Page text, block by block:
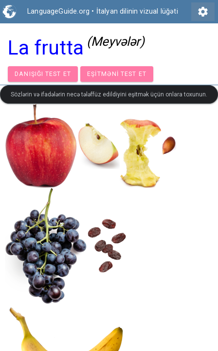
LanguageGuide.org • İtalyan dilinin vizual lüğəti settings
La frutta (Meyvələr)
DANIŞIĞI TEST ET EŞITMƏNI TEST ET
Sözlərin və ifadələrin necə tələffüz edildiyini eşitmək üçün onlara toxunun.